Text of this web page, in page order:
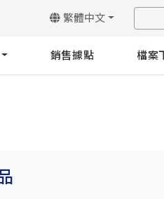
繁體中文
銷售據點 檔案